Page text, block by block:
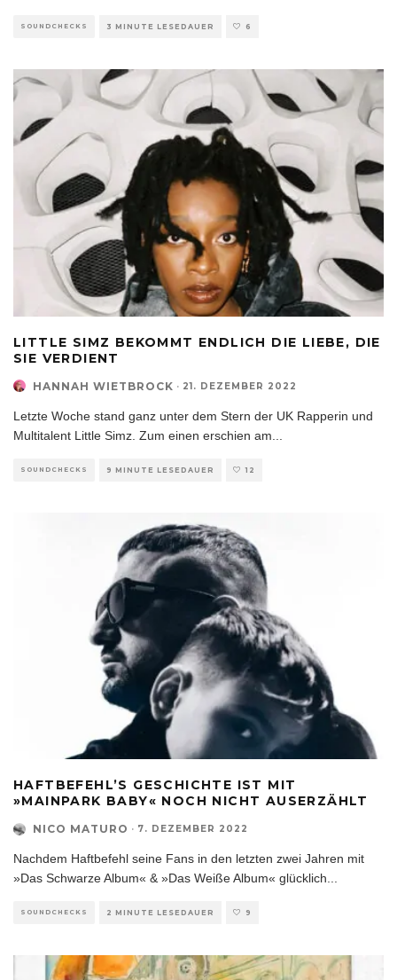
SOUNDCHECKS 3 MINUTE LESEDAUER 6
LITTLE SIMZ BEKOMMT ENDLICH DIE LIEBE, DIE
SIE VERDIENT
HANNAH WIETBROCK · 21. DEZEMBER 2022
Letzte Woche stand ganz unter dem Stern der UK Rapperin und
Multitalent Little Simz. Zum einen erschien am
SOUNDCHECKS 9 MINUTE LESEDAUER 12
HAFTBEFEHL’S GESCHICHTE IST MIT
»MAINPARK BABY« NOCH NICHT AUSERZÄHLT
NICO MATURO · 7. DEZEMBER 2022
Nachdem Haftbefehl seine Fans in den letzten zwei Jahren mit
»Das Schwarze Album« & »Das Weiße Album« glücklich...
SOUNDCHECKS 2 MINUTE LESEDAUER 9